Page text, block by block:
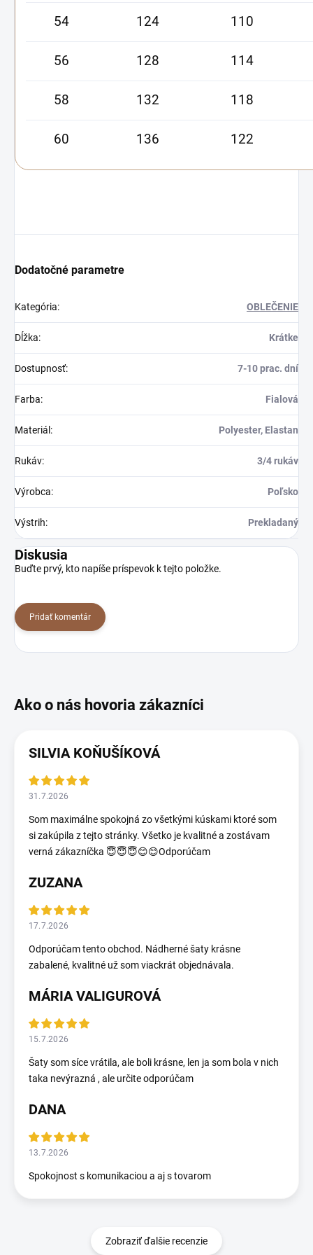
54 124 110
56 128 114
58 132 118
60 136 122
Dodatočné parametre
Kategória: OBLEČENIE
Dĺžka: Krátke
Dostupnosť: 7-10 prac. dní
Farba: Fialová
Materiál: Polyester, Elastan
Rukáv: 3/4 rukáv
Výrobca: Poľsko
Výstrih: Prekladaný
Diskusia
Buďte prvý, kto napíše príspevok k tejto položke.
Pridať komentár
SILVIA KOŇUŠÍKOVÁ
31.7.2026
Som maximálne spokojná zo všetkými kúskami ktoré som
si zakúpila z tejto stránky. Všetko je kvalitné a zostávam
verná zákazníčka 😇😇😇😊😊Odporúčam
ZUZANA
17.7.2026
Odporúčam tento obchod. Nádherné šaty krásne
zabalené, kvalitné už som viackrát objednávala.
MÁRIA VALIGUROVÁ
15.7.2026
Šaty som síce vrátila, ale boli krásne, len ja som bola v nich
taka nevýrazná , ale určite odporúčam
DANA
13.7.2026
Spokojnost s komunikaciou a aj s tovarom
Zobraziť ďalšie recenzie